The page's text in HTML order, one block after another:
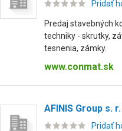
Pridať
Predaj stavebných
techniky - skrutky,
tesnenia, zámky.
www.conmat.sk
AFINIS Group s.
Pridať